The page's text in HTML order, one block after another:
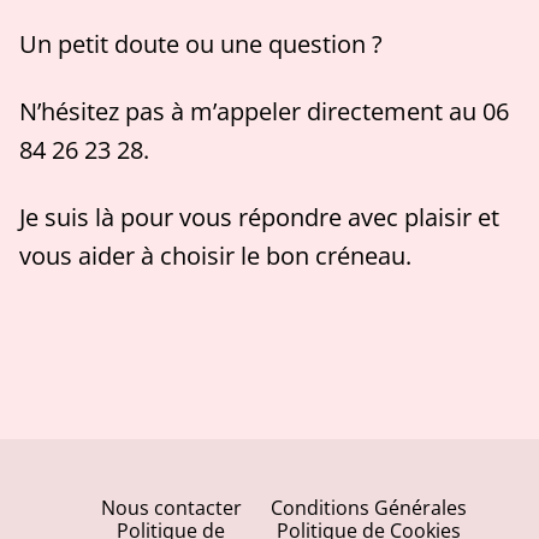
Durée : 20 min
Un petit doute ou une question ?
N’hésitez pas à m’appeler directement au 06
84 26 23 28.
Je suis là pour vous répondre avec plaisir et
vous aider à choisir le bon créneau.
Nous contacter
Conditions Générales
Politique de
Politique de Cookies